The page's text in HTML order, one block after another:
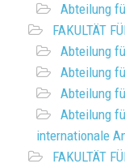
Abteilung
FAKULTÄT
Abteilung
Abteilung
Abteilung
Abteilung
internationale
FAKULTÄT